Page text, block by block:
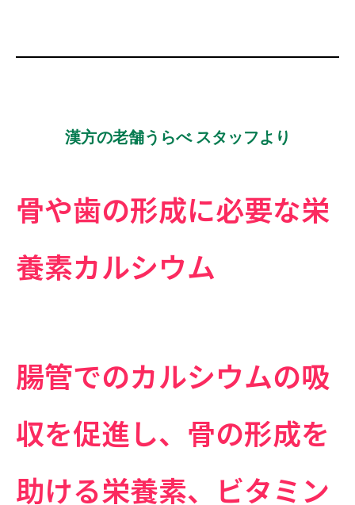
漢方の老舗うらべ スタッフより
骨や歯の形成に必要な栄
養素カルシウム
腸管でのカルシウムの吸
収を促進し、骨の形成を
助ける栄養素、ビタミン